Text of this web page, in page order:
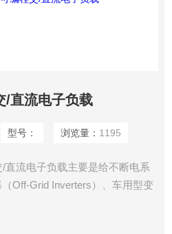
/直流电子负载
型号： 浏览量： 1195
直流电子负载主要是给不断电系
Off-Grid Inverters）、车用型变